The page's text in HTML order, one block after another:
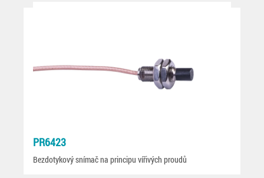
PR6423
Bezdotykový snímač na principu vířivých proudů